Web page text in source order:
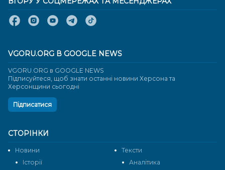
СТОРІНКИ
Новини
Тексти
Історії
Аналітика
VGORU.ORG В GOOGLE NEWS
VGORU.ORG в GOOGLE NEWS
Підписуйтеся, щоб знати останні новини Херсона та
Херсонщини сьогодні
Підписатися